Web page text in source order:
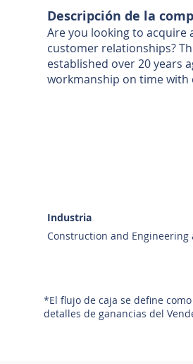
Descripción de la
Are you looking to acquire
customer relationships?
established over 20 years
workmanship on time with
Industria
Construction and Engineering
*El flujo de caja se define
detalles de ganancias del